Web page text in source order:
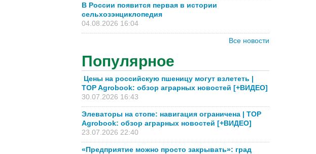
В России появится первая в истории
сельхозэнциклопедия
04.08.2026 16:04
Все новости
Популярное
Цены на российскую пшеницу могут взлететь |
TOP Agrobook: обзор аграрных новостей [+ВИДЕО]
30.07.2026 16:43
Элеваторы на стопе: навигация ограничена | TOP
Agrobook: обзор аграрных новостей [+ВИДЕО]
23.07.2026 22:40
«Предприятие можно просто закрывать»: град